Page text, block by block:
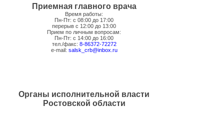
Приемная главного врача
Время работы:
Пн-Пт: с 08:00 до 17:00
перерыв с 12:00 до 13:00
Прием по личным вопросам:
Пн-Пт: с 14:00 до 16:00
тел./факс: 8-86372-72272
e-mail: salsk_crb@inbox.ru
Органы исполнительной власти
Ростовской области